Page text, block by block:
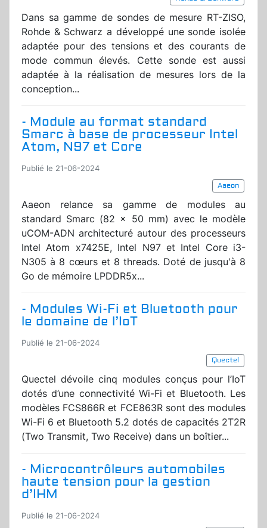
Dans sa gamme de sondes de mesure RT-ZISO,
Rohde & Schwarz a développé une sonde isolée
adaptée pour des tensions et des courants de
mode commun élevés. Cette sonde est aussi
adaptée à la réalisation de mesures lors de la
conception...
- Module au format standard
Smarc à base de processeur Intel
Atom, N97 et Core
Publié le 21-06-2024
Aaeon
Aaeon relance sa gamme de modules au
standard Smarc (82 x 50 mm) avec le modèle
uCOM-ADN architecturé autour des processeurs
Intel Atom x7425E, Intel N97 et Intel Core i3-
N305 à 8 cœurs et 8 threads. Doté de jusqu'à 8
Go de mémoire LPDDR5x...
- Modules Wi-Fi et Bluetooth pour
le domaine de l’IoT
Publié le 21-06-2024
Quectel
Quectel dévoile cinq modules conçus pour l’IoT
dotés d’une connectivité Wi-Fi et Bluetooth. Les
modèles FCS866R et FCE863R sont des modules
Wi-Fi 6 et Bluetooth 5.2 dotés de capacités 2T2R
(Two Transmit, Two Receive) dans un boîtier...
- Microcontrôleurs automobiles
haute tension pour la gestion
d’IHM
Publié le 21-06-2024